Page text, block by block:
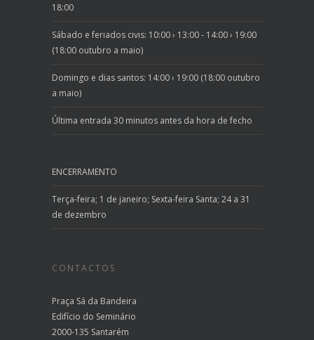
18:00
Sábado e feriados civis: 10:00 › 13:00 - 14:00 › 19:00
(18:00 outubro a maio)
Domingo e dias santos: 14:00 › 19:00 (18:00 outubro
a maio)
Última entrada 30 minutos antes da hora de fecho
ENCERRAMENTO
Terça-feira; 1 de janeiro; Sexta-feira Santa; 24 a 31
de dezembro
CONTACTOS
Praça Sá da Bandeira
Edifício do Seminário
2000-135 Santarém